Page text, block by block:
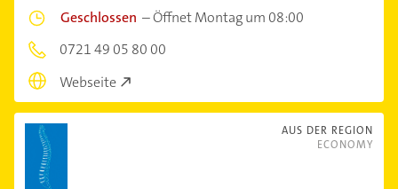
Geschlossen –Öffnet Montag um 08:00
0721 49 05 80 00
Webseite
AUS DER REGION
ECONOMY